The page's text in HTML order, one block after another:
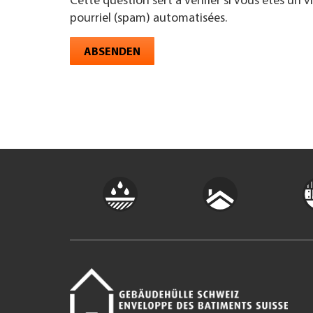
pourriel (spam) automatisées.
ABSENDEN